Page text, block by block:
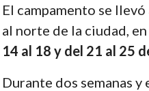
El campamento se
al norte de la ciudad,
14 al 18 y del 21 al 25
Durante dos semanas y